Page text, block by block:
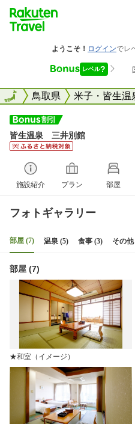
全国鳥取県 米子・皆生温
全国
皆生温泉 三井別館
施設紹介 プラン 部屋
フォトギャラリー
部屋 (7) 温泉 (5) 食事 (3) その他
部屋 (7)
★和室（イメージ）